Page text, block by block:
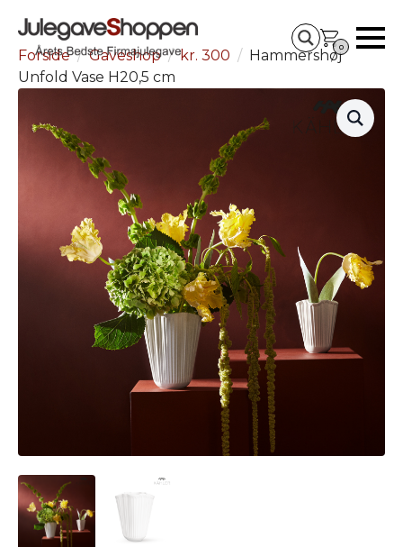
0
Forside Gaveshop kr. 300
Hammershøj
Unfold Vase H20,5 cm